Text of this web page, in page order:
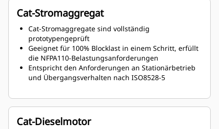
Cat-Stromaggregat
Cat-Stromaggregate sind vollständig
prototypengeprüft
Geeignet für 100% Blocklast in einem Schritt, erfüllt
die NFPA110-Belastungsanforderungen
Entspricht den Anforderungen an Stationärbetrieb
und Übergangsverhalten nach ISO8528-5
Cat-Dieselmotor